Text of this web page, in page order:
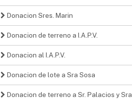
Donacion Sres. Marin
Donacion de terreno a I.A.P.V.
Donacion al I.A.P.V.
Donacion de lote a Sra Sosa
Donacion de terreno a Sr. Palacios y Sra